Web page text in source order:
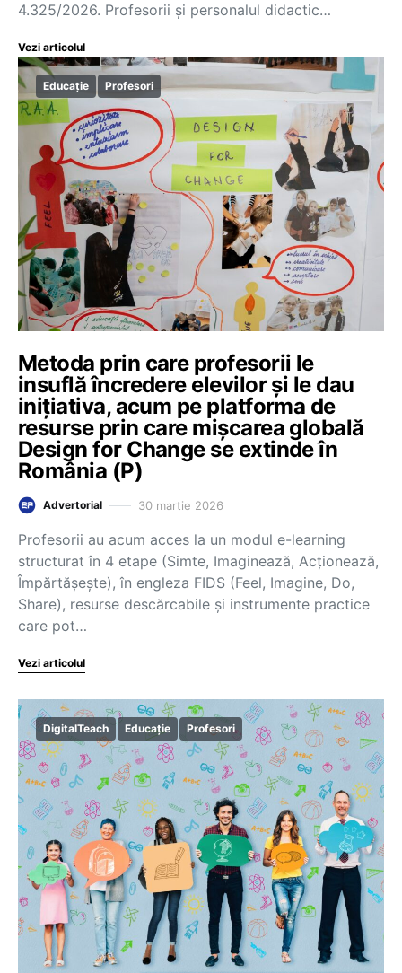
4.325/2026. Profesorii și personalul didactic…
Vezi articolul
Educație Profesori
Metoda prin care profesorii le
insuflă încredere elevilor și le dau
inițiativa, acum pe platforma de
resurse prin care mișcarea globală
Design for Change se extinde în
România (P)
Advertorial 30 martie 2026
Profesorii au acum acces la un modul e-learning
structurat în 4 etape (Simte, Imaginează, Acționează,
Împărtășește), în engleza FIDS (Feel, Imagine, Do,
Share), resurse descărcabile și instrumente practice
care pot…
Vezi articolul
DigitalTeach Educație Profesori